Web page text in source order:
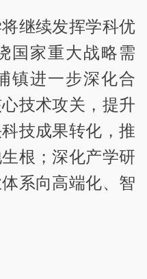
继续发挥学科优
国家重大战略需
镇进一步深化合
技术攻关，提升
技成果转化，推
根；深化产学研
系向高端化、智